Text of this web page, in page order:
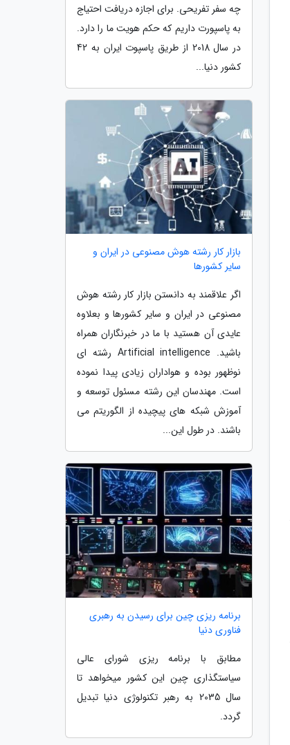
چه سفر تفریحی. برای اجازه دریافت احتیاج
به پاسپورت داریم که حکم هویت ما را دارد.
در سال 2018 از طریق پاسپوت ایران به 42
کشور دنیا...
بازار کار رشته هوش مصنوعی در ایران و
سایر کشورها
اگر علاقمند به دانستن بازار کار رشته هوش
مصنوعی در ایران و سایر کشورها و بعلاوه
عایدی آن هستید با ما در خبرنگاران همراه
باشید. Artificial intelligence رشته ای
نوظهور بوده و هواداران زیادی پیدا نموده
است. مهندسان این رشته مسئول توسعه و
آموزش شبکه های پیچیده از الگوریتم می
باشند. در طول این...
برنامه ریزی چین برای رسیدن به رهبری
فناوری دنیا
مطابق با برنامه ریزی شورای عالی
سیاستگذاری چین این کشور میخواهد تا
سال 2035 به رهبر تکنولوژی دنیا تبدیل
گردد.